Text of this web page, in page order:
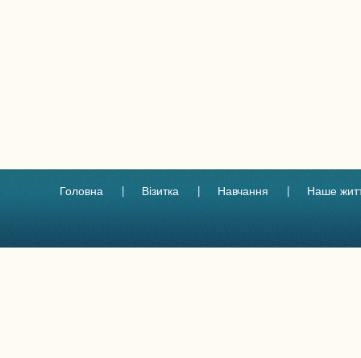
Головна Візитка Навчання Наше